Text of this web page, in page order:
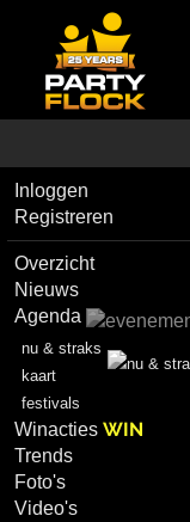
Inloggen
Registreren
Overzicht
Nieuws
Agenda
nu & straks
kaart
festivals
WinactiesWIN
Trends
Foto's
Video's